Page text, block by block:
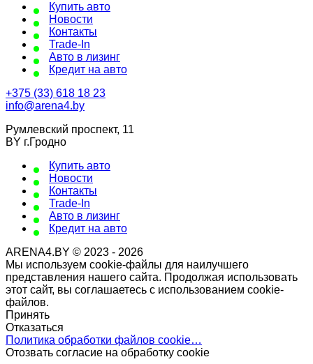
Купить авто
Новости
Контакты
Trade-In
Авто в лизинг
Кредит на авто
+375 (33) 618 18 23
info@arena4.by
Румлевский проспект, 11
BY г.Гродно
Купить авто
Новости
Контакты
Trade-In
Авто в лизинг
Кредит на авто
ARENA4.BY © 2023 - 2026
Мы используем cookie-файлы для наилучшего
представления нашего сайта. Продолжая использовать
этот сайт, вы соглашаетесь с использованием cookie-
файлов.
Принять
Отказаться
Политика обработки файлов cookie…
Отозвать согласие на обработку cookie